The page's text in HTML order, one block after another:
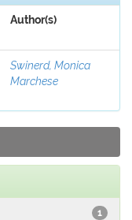
Author(s)
Swinerd, Monica
Marchese
1